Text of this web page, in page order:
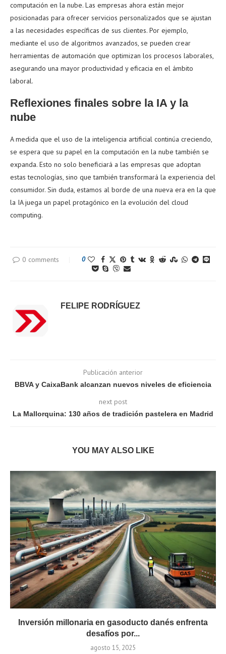
computación en la nube. Las empresas ahora están mejor
posicionadas para ofrecer servicios personalizados que se ajustan
a las necesidades específicas de sus clientes. Por ejemplo,
mediante el uso de algoritmos avanzados, se pueden crear
herramientas de automación que optimizan los procesos laborales,
asegurando una mayor productividad y eficacia en el ámbito
laboral.
Reflexiones finales sobre la IA y la
nube
A medida que el uso de la inteligencia artificial continúa creciendo,
se espera que su papel en la computación en la nube también se
expanda. Esto no solo beneficiará a las empresas que adoptan
estas tecnologías, sino que también transformará la experiencia del
consumidor. Sin duda, estamos al borde de una nueva era en la que
la IA juega un papel protagónico en la evolución del cloud
computing.
0 comments 0
FELIPE RODRÍGUEZ
Publicación anterior
BBVA y CaixaBank alcanzan nuevos niveles de eficiencia
next post
La Mallorquina: 130 años de tradición pastelera en Madrid
YOU MAY ALSO LIKE
Inversión millonaria en gasoducto danés enfrenta
desafíos por...
agosto 15, 2025